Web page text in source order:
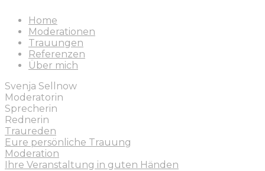
Home
Moderationen
Trauungen
Referenzen
Über mich
Svenja Sellnow
Moderatorin
Sprecherin
Rednerin
Traureden
Eure persönliche Trauung
Moderation
Ihre Veranstaltung in guten Händen